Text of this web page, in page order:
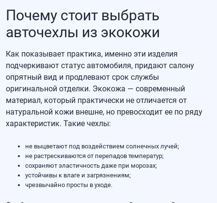
Почему стоит выбрать
авточехлы из экокожи
Как показывает практика, именно эти изделия
подчеркивают статус автомобиля, придают салону
опрятный вид и продлевают срок службы
оригинальной отделки. Экокожа — современный
материал, который практически не отличается от
натуральной кожи внешне, но превосходит ее по ряду
характеристик. Такие чехлы:
не выцветают под воздействием солнечных лучей;
не растрескиваются от перепадов температур;
сохраняют эластичность даже при морозах;
устойчивы к влаге и загрязнениям;
чрезвычайно просты в уходе.